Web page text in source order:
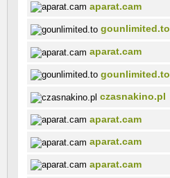
aparat.cam
gounlimited.to
aparat.cam
gounlimited.to
czasnakino.pl
aparat.cam
aparat.cam
aparat.cam